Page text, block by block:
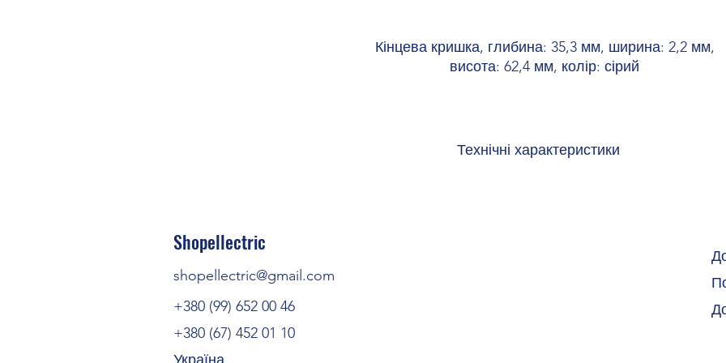
Кінцева кришка, глибина: 35,3 мм, ширина: 2,2 мм,
висота: 62,4 мм, колір: сірий
Технічні характеристики
Температура навколишнього середовища (зберігання/
Допустима вологість (зберігання/транспортування)
Shopellectric
shopellectric@gmail.com
+380 (99) 652 00 46
+380 (67) 452 01 10